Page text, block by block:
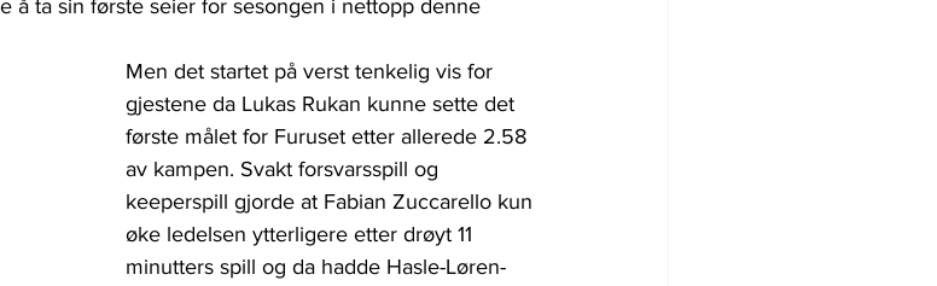
å ta sin første seier for sesongen i nettopp denne
Men det startet på verst tenkelig vis for
gjestene da Lukas Rukan kunne sette det
første målet for Furuset etter allerede 2.58
av kampen. Svakt forsvarsspill og
keeperspill gjorde at Fabian Zuccarello kun
øke ledelsen ytterligere etter drøyt 11
minutters spill og da hadde Hasle-Løren-